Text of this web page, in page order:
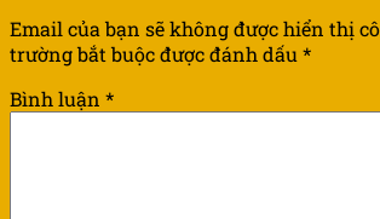
Email của bạn sẽ không được hiển thị
trường bắt buộc được đánh dấu*
Bình luận *